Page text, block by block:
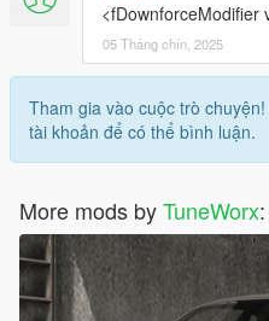
<fDownforceModifier
05 Tháng chín, 2025
Tham gia vào cuộc trò chuyện!
tài khoản để có thể bình luận.
More mods byTuneWorx: